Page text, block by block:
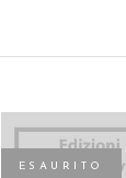
ESAURITO